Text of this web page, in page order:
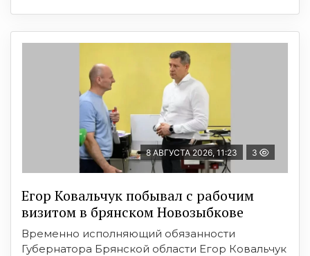
8 АВГУСТА 2026, 11:23 3
Егор Ковальчук побывал с рабочим
визитом в брянском Новозыбкове
Временно исполняющий обязанности
Губернатора Брянской области Егор Ковальчук